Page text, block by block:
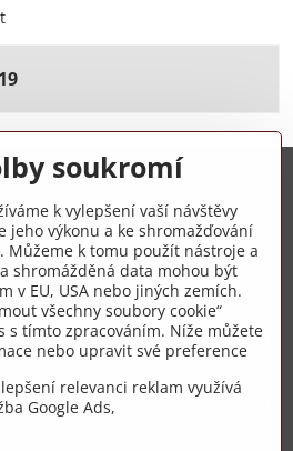
soukromí
k vylepšení vaší návštěvy
jeho výkonu a ke shromažďování
Můžeme k tomu použít nástroje a
shromážděná data mohou být
v EU, USA nebo jiných zemích.
všechny soubory cookie“
s tímto zpracováním. Níže můžete
nebo upravit své preference
relevanci reklam využívá
Google Ads,